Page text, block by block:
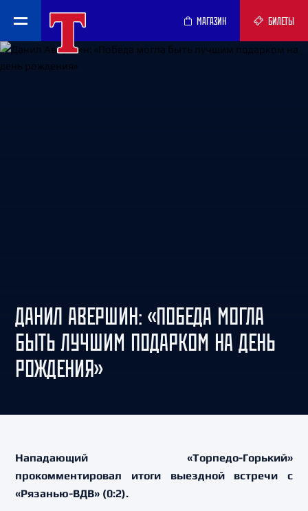
МАГАЗИН БИЛЕТЫ
ДАНИЛ АВЕРШИН: «ПОБЕДА МОГЛА
БЫТЬ ЛУЧШИМ ПОДАРКОМ НА ДЕНЬ
РОЖДЕНИЯ»
Нападающий «Торпедо-Горький»
прокомментировал итоги выездной встречи с
«Рязанью-ВДВ» (0:2).